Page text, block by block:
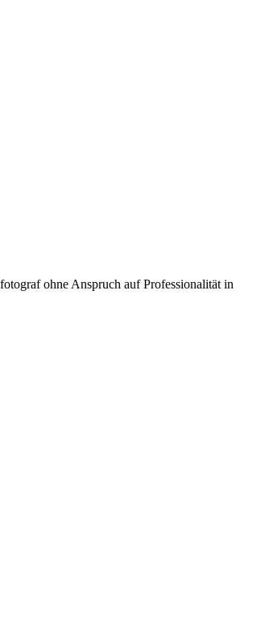
ohne Anspruch auf Professionalität in